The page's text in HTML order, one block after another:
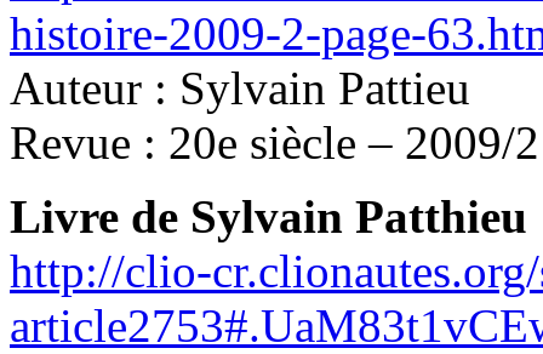
histoire-2009-2-page-
Auteur : Sylvain Pattieu
Revue : 20e siècle – 2009/
Livre de Sylvain Patthieu
http://clio-